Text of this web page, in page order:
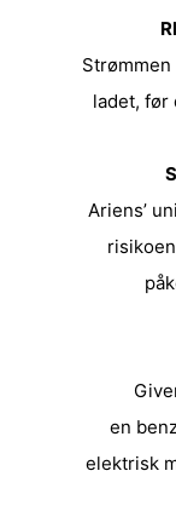
ladet, før
Ariens’
en
elektrisk